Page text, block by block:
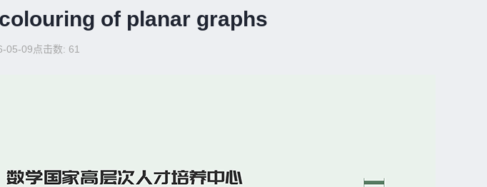
of planar graphs
05-09点击数: 61